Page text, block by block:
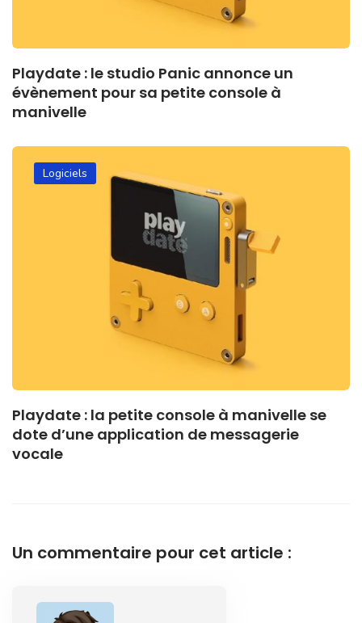
Playdate : le studio Panic annonce un
évènement pour sa petite console à
manivelle
Logiciels
Playdate : la petite console à manivelle se
dote d’une application de messagerie
vocale
Un commentaire pour cet article :